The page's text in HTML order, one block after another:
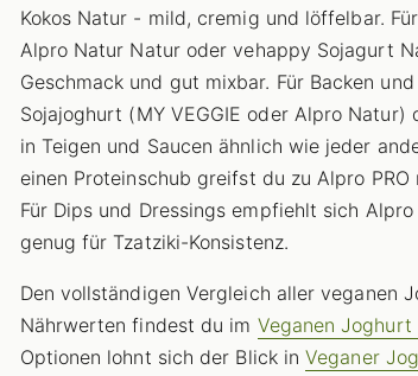
Kokos Natur - mild, cremig und löffelbar.
Alpro Natur Natur oder vehappy Sojagurt
Geschmack und gut mixbar. Für Backen
Sojajoghurt (MY VEGGIE oder Alpro
in Teigen und Saucen ähnlich wie jeder
einen Proteinschub greifst du zu Alpro
Für Dips und Dressings empfiehlt sich
genug für Tzatziki-Konsistenz.
Den vollständigen Vergleich aller veganen
Nährwerten findest du im Veganen Joghurt
Optionen lohnt sich der Blick inVeganer